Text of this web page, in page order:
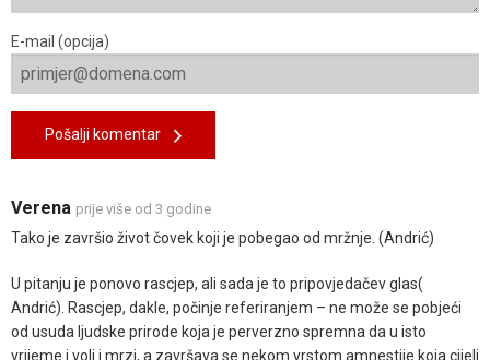
E-mail (opcija)
Pošalji komentar
Verena prije više od 3 godine
Tako je završio život čovek koji je pobegao od mržnje. (Andrić)
U pitanju je ponovo rascjep, ali sada je to pripovjedačev glas(
Andrić). Rascjep, dakle, počinje referiranjem – ne može se pobjeći
od usuda ljudske prirode koja je perverzno spremna da u isto
vrijeme i voli i mrzi, a završava se nekom vrstom amnestije koja cijeli